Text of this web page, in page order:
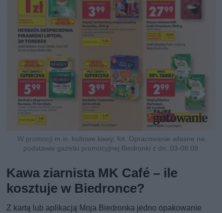
W promocji m.in. kultowe kawy, fot. Opracowanie własne na
podstawie gazetki promocyjnej Biedronki z dn. 03-08.08
Kawa ziarnista MK Café – ile
kosztuje w Biedronce?
Z kartą lub aplikacją Moja Biedronka jedno opakowanie